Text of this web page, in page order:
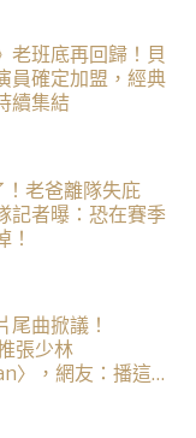
老班底再回歸！貝
員確定加盟，經典
續集結
老爸離隊失庇
記者曝：恐在賽季
！
尾曲掀議！
張少林
〉，網友：播這個